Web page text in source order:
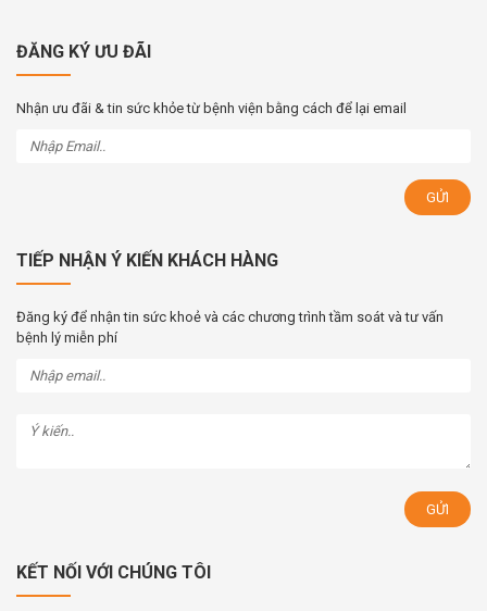
ĐĂNG KÝ ƯU ĐÃI
Nhận ưu đãi & tin sức khỏe từ bệnh viện bằng cách để lại email
TIẾP NHẬN Ý KIẾN KHÁCH HÀNG
Đăng ký để nhận tin sức khoẻ và các chương trình tầm soát và tư vấn
bệnh lý miễn phí
KẾT NỐI VỚI CHÚNG TÔI